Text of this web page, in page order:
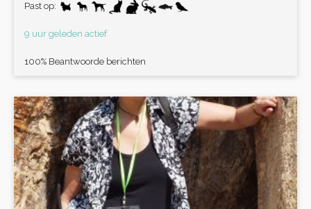
Past op:
9 uur geleden actief
100% Beantwoorde berichten